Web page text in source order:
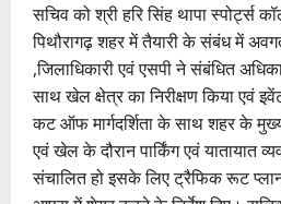
सचिव को श्री हरि सिंह थापा स्पोर्ट्स
पिथौरागढ़ शहर में तैयारी के संबंध में
,जिलाधिकारी एवं एसपी ने संबंधित
साथ खेल क्षेत्र का निरीक्षण किया एवं
कट ऑफ मार्गदर्शिता के साथ शहर के मुख्य
एवं खेल के दौरान पार्किंग एवं यातायात
संचालित हो इसके लिए ट्रैफिक रूट